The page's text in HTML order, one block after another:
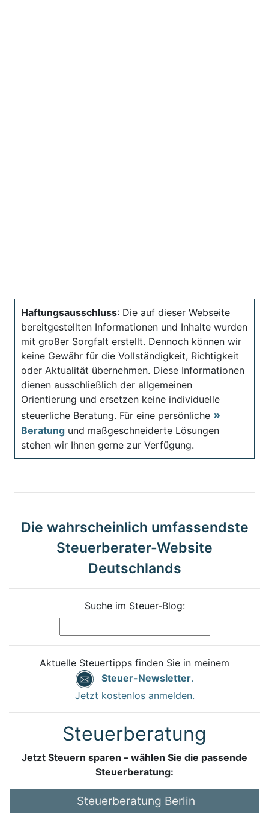
Haftungsausschluss: Die auf dieser Webseite
bereitgestellten Informationen und Inhalte wurden
mit großer Sorgfalt erstellt. Dennoch können wir
keine Gewähr für die Vollständigkeit, Richtigkeit
oder Aktualität übernehmen. Diese Informationen
dienen ausschließlich der allgemeinen
Orientierung und ersetzen keine individuelle
steuerliche Beratung. Für eine persönliche
Beratung und maßgeschneiderte Lösungen
stehen wir Ihnen gerne zur Verfügung.
Die wahrscheinlich umfassendste
Steuerberater-Website
Deutschlands
Suche im Steuer-Blog:
Aktuelle Steuertipps finden Sie in meinem
Steuer-Newsletter.
Jetzt kostenlos anmelden.
Steuerberatung
Jetzt Steuern sparen – wählen Sie die passende
Steuerberatung:
Steuerberatung Berlin